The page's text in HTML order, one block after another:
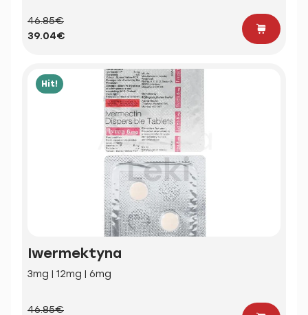
46.85€
39.04€
Hit!
Iwermektyna
3mg | 12mg | 6mg
46.85€